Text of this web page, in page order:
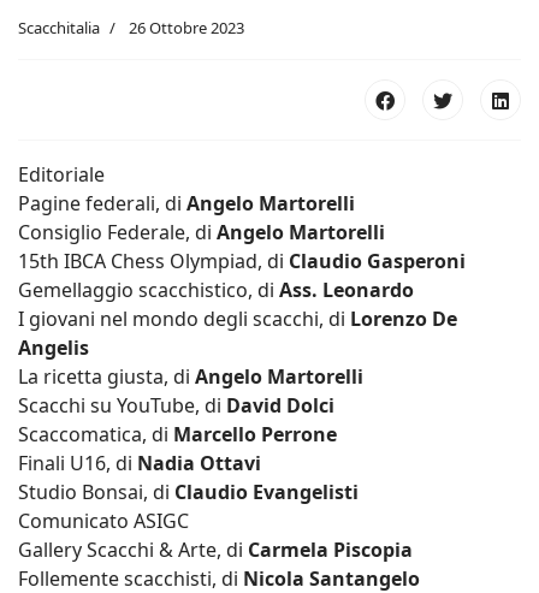
Scacchitalia 26 Ottobre 2023
Editoriale
Pagine federali, di Angelo Martorelli
Consiglio Federale, di Angelo Martorelli
15th IBCA Chess Olympiad, di Claudio Gasperoni
Gemellaggio scacchistico, di Ass. Leonardo
I giovani nel mondo degli scacchi, di Lorenzo De
Angelis
La ricetta giusta, di Angelo Martorelli
Scacchi su YouTube, di David Dolci
Scaccomatica, di Marcello Perrone
Finali U16, di Nadia Ottavi
Studio Bonsai, di Claudio Evangelisti
Comunicato ASIGC
Gallery Scacchi & Arte, di Carmela Piscopia
Follemente scacchisti, di Nicola Santangelo